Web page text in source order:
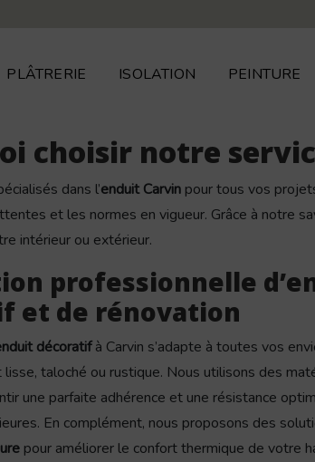
PLÂTRERIE ISOLATION PEINTURE
choisir notre
dans l’enduit Carvin pour tous vos
et les normes en vigueur. Grâce à notre
intérieur ou extérieur.
professionnelle
et de rénovation
décoratifà Carvin s’adapte à toutes vos
taloché ou rustique. Nous utilisons des
une parfaite adhérence et une résistance
En complément, nous proposons des
pour améliorer le confort thermique de votre